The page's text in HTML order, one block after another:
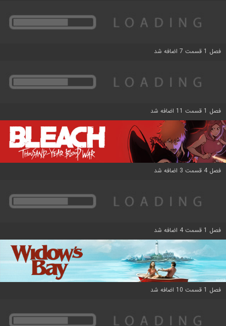
فصل 1 قسمت 7 اضافه شد
فصل 1 قسمت 11 اضافه شد
فصل 4 قسمت 3 اضافه شد
فصل 1 قسمت 4 اضافه شد
فصل 1 قسمت 10 اضافه شد